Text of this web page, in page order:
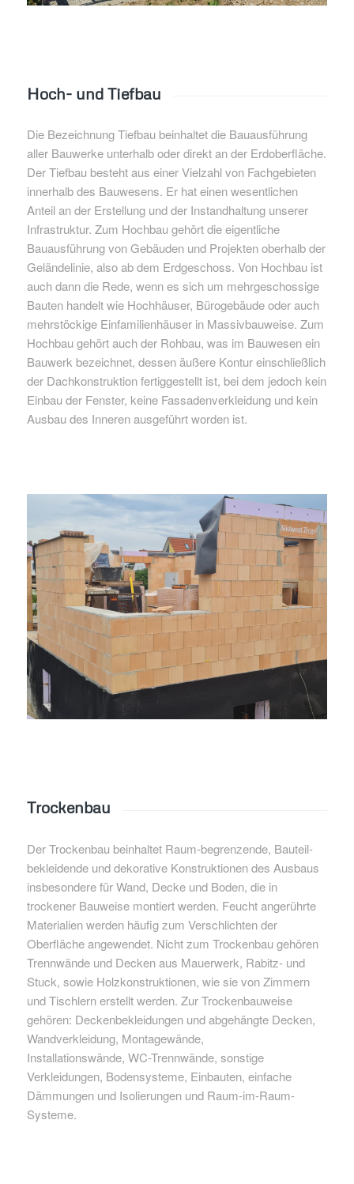
Hoch- und Tiefbau
Die Bezeichnung Tiefbau beinhaltet die Bauausführung
aller Bauwerke unterhalb oder direkt an der Erdoberfläche.
Der Tiefbau besteht aus einer Vielzahl von Fachgebieten
innerhalb des Bauwesens. Er hat einen wesentlichen
Anteil an der Erstellung und der Instandhaltung unserer
Infrastruktur. Zum Hochbau gehört die eigentliche
Bauausführung von Gebäuden und Projekten oberhalb der
Geländelinie, also ab dem Erdgeschoss. Von Hochbau ist
auch dann die Rede, wenn es sich um mehrgeschossige
Bauten handelt wie Hochhäuser, Bürogebäude oder auch
mehrstöckige Einfamilienhäuser in Massivbauweise. Zum
Hochbau gehört auch der Rohbau, was im Bauwesen ein
Bauwerk bezeichnet, dessen äußere Kontur einschließlich
der Dachkonstruktion fertiggestellt ist, bei dem jedoch kein
Einbau der Fenster, keine Fassadenverkleidung und kein
Ausbau des Inneren ausgeführt worden ist.
Trockenbau
Der Trockenbau beinhaltet Raum-begrenzende, Bauteil-
bekleidende und dekorative Konstruktionen des Ausbaus
insbesondere für Wand, Decke und Boden, die in
trockener Bauweise montiert werden. Feucht angerührte
Materialien werden häufig zum Verschlichten der
Oberfläche angewendet. Nicht zum Trockenbau gehören
Trennwände und Decken aus Mauerwerk, Rabitz- und
Stuck, sowie Holzkonstruktionen, wie sie von Zimmern
und Tischlern erstellt werden. Zur Trockenbauweise
gehören: Deckenbekleidungen und abgehängte Decken,
Wandverkleidung, Montagewände,
Installationswände, WC-Trennwände, sonstige
Verkleidungen, Bodensysteme, Einbauten, einfache
Dämmungen und Isolierungen und Raum-im-Raum-
Systeme.